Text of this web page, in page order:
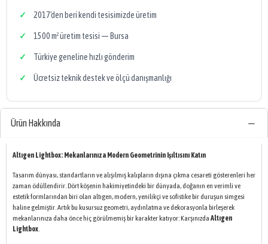
2017'den beri kendi tesisimizde üretim
1500 m² üretim tesisi — Bursa
Türkiye geneline hızlı gönderim
Ücretsiz teknik destek ve ölçü danışmanlığı
Ürün Hakkında
Altıgen Lightbox: Mekanlarınıza Modern Geometrinin Işıltısını Katın
Tasarım dünyası, standartların ve alışılmış kalıpların dışına çıkma cesareti gösterenleri her
zaman ödüllendirir. Dört köşenin hakimiyetindeki bir dünyada, doğanın en verimli ve
estetik formlarından biri olan altıgen, modern, yenilikçi ve sofistike bir duruşun simgesi
haline gelmiştir. Artık bu kusursuz geometri, aydınlatma ve dekorasyonla birleşerek
mekanlarınıza daha önce hiç görülmemiş bir karakter katıyor: Karşınızda Altıgen
Lightbox.